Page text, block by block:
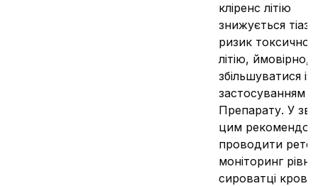
кліренс літію
знижується
ризик
літію, ймовірно,
збільшуватися із
застосуванням
Препарату. У
цим
проводити
моніторинг рівня
сироватці крові